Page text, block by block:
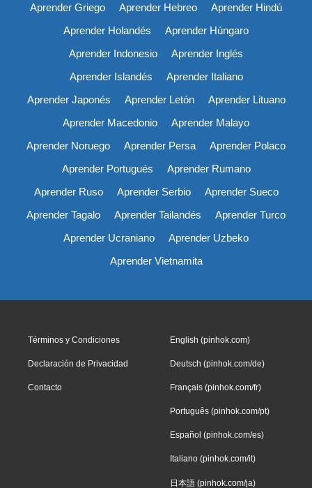
Aprender Griego
Aprender Hebreo
Aprender Hindú
Aprender Holandés
Aprender Húngaro
Aprender Indonesio
Aprender Inglés
Aprender Islandés
Aprender Italiano
Aprender Japonés
Aprender Letón
Aprender Lituano
Aprender Macedonio
Aprender Malayo
Aprender Noruego
Aprender Persa
Aprender Polaco
Aprender Portugués
Aprender Rumano
Aprender Ruso
Aprender Serbio
Aprender Sueco
Aprender Tagalo
Aprender Tailandés
Aprender Turco
Aprender Ucraniano
Aprender Uzbeko
Aprender Vietnamita
Términos y Condiciones
Declaración de Privacidad
Contacto
English (pinhok.com)
Deutsch (pinhok.com/de)
Français (pinhok.com/fr)
Português (pinhok.com/pt)
Español (pinhok.com/es)
Italiano (pinhok.com/it)
日本語 (pinhok.com/ja)